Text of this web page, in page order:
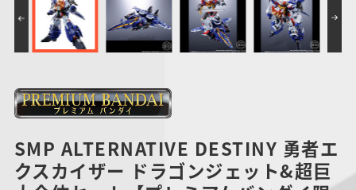
SMP ALTERNATIVE DESTINY 勇者エ
クスカイザー ドラゴンジェット&超巨